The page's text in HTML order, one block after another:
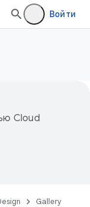
Войти
Cloud
Gallery